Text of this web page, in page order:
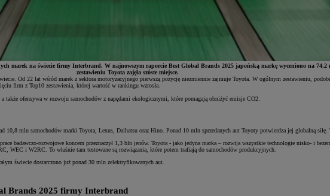
marek na świecie firmy Interbrand. W najnowszym raporcie Best Global Brands 2025 japońską markę wyceniono na
zestawieniu Toyota zajęła szóste miejsce.
Od 22 lat wśród marek z sektora motoryzacyjnego pierwszą pozycję niezmiennie zajmuje Toyota. W ogólnym zestawieniu,
firm z Top10 zestawienia, której wartość w rankingu wzrosła.
ofensywa w rozwoju samochodów z napędami ekologicznymi, które pomagają obniżyć emisje CO2.
10,8 mln samochodów marki Toyota, Lexus, Daihatsu oraz Hino. Ponad 10 mln sprzedanych aut Toyoty potwierdza jej globalną
badawczo-rozwojowe koncern przeznaczył 1,3 bln jenów. Toyota - jako jedyna marka – rozwija wszystkie technologie nisko- i
WEC i W2RC. To właśnie tam testowane są rozwiązania, które potem trafiają do samochodów produkcyjnych.
świecie dostarczono już ponad 30 mln zelektryfikowanych aut.
Brands 2025 firmy Interbrand